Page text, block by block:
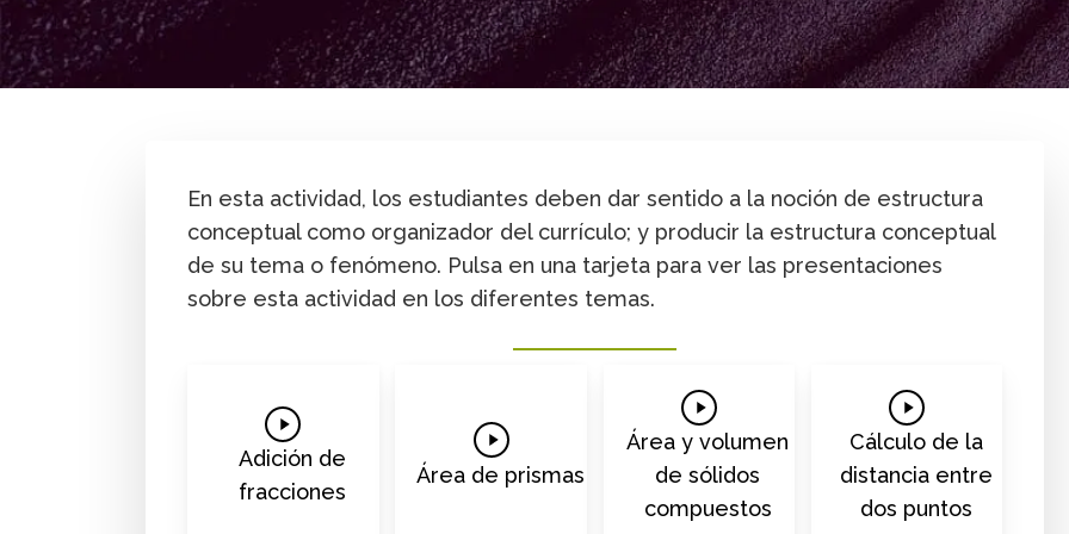
MAD Maestría Formación posgrado Contenido Formación
En esta actividad, los estudiantes deben dar sentido a la noción de estructura
conceptual como organizador del currículo; y producir la estructura conceptual
de su tema o fenómeno. Pulsa en una tarjeta para ver las presentaciones
sobre esta actividad en los diferentes temas.
Play
Video
Adición de
fracciones
Play
Video
Área de prismas
Play
Video
Área y volumen
de sólidos
compuestos
Play
Video
Cálculo de la
distancia entre
dos puntos